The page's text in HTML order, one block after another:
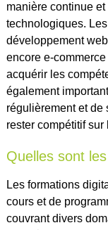
manière continue
technologiques.
développement
encore e-
acquérir les
également
régulièrement et de
rester compétitif
Quelles sont
Les formations
cours et de
couvrant divers